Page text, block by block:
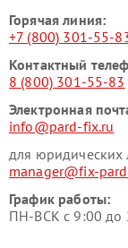
Горячая линия:
+7 (800) 301-55-
Контактный
8 (800) 301-55-83
Электронная
info@pard-fix.ru
для юридических
manager@fix-
График работы:
ПН-ВСК с 9:00 до